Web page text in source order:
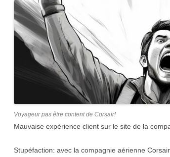
Voyageur pas être content de Corsair!
Mauvaise expérience client sur le site de la
Stupéfaction: avec la compagnie aérienne